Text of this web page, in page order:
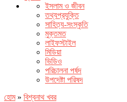
ইসলাম ও জীবন
তথ্যপ্রযুক্তি
সাহিত্য-সংস্কৃতি
মুক্তমত
লাইফস্টাইল
মিডিয়া
ভিডিও
পরিচালনা পর্ষদ
উপদেষ্টা পরিষদ
হোম» বিশ্বনাথ খবর